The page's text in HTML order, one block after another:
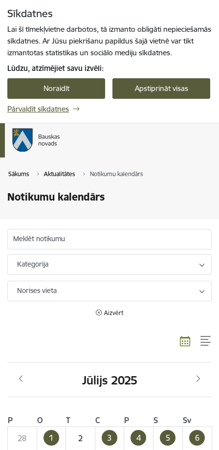
Sīkdatnes
Lai šī tīmekļvietne darbotos, tā izmanto obligāti nepieciešamās
sīkdatnes. Ar Jūsu piekrišanu papildus šajā vietnē var tikt
izmantotas statistikas un sociālo mediju sīkdatnes.
Lūdzu, atzīmējiet savu izvēli:
Noraidīt Apstiprināt visas
Pārvaldīt sīkdatnes
Sākums Aktualitātes Notikumu kalendārs
Notikumu kalendārs
Meklēt notikumu
Kategorija
Norises vieta
Aizvērt
Jūlijs 2025
P O T C P S
Sv
28
1 2 3 4 5 6